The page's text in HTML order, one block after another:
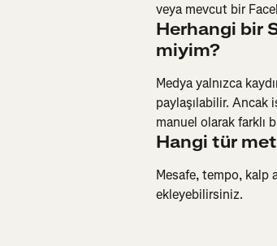
veya mevcut bir
Herhangi bir
miyim?
Medya yalnızca
paylaşılabilir. Ancak
manuel olarak farklı
Hangi tür
Mesafe, tempo, kalp
ekleyebilirsiniz.